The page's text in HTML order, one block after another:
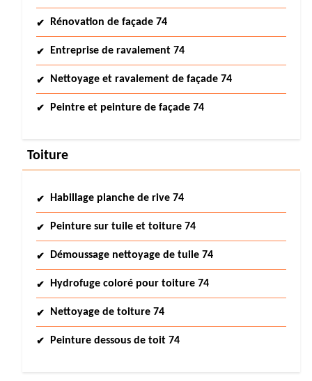
Rénovation de façade 74
Entreprise de ravalement 74
Nettoyage et ravalement de façade 74
Peintre et peinture de façade 74
Toiture
Habillage planche de rive 74
Peinture sur tuile et toiture 74
Démoussage nettoyage de tuile 74
Hydrofuge coloré pour toiture 74
Nettoyage de toiture 74
Peinture dessous de toit 74